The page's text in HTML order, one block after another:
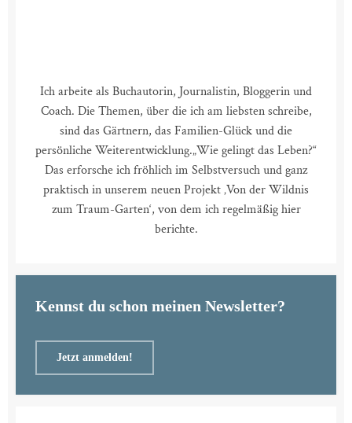
Ich arbeite als Buchautorin, Journalistin, Bloggerin und
Coach. Die Themen, über die ich am liebsten schreibe,
sind das Gärtnern, das Familien-Glück und die
persönliche Weiterentwicklung.„Wie gelingt das Leben?“
Das erforsche ich fröhlich im Selbstversuch und ganz
praktisch in unserem neuen Projekt ‚Von der Wildnis
zum Traum-Garten‘, von dem ich regelmäßig hier
berichte.
Kennst du schon meinen Newsletter?
Jetzt anmelden!